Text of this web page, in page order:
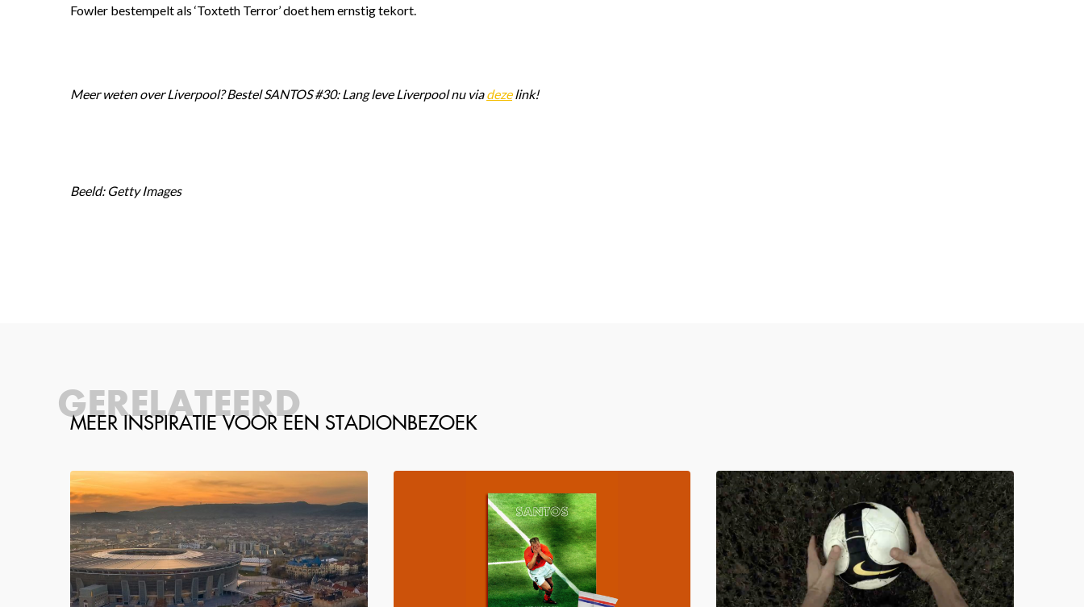
Fowler bestempelt als ‘Toxteth Terror’ doet hem ernstig tekort.
Meer weten over Liverpool? Bestel SANTOS #30: Lang leve Liverpool nu viadezelink!
Beeld: Getty Images
GERELATEERD